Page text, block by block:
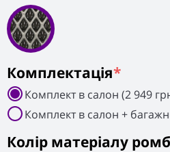
Колiр матеріалу ромб
Комплектація*
Комплект в салон (2 949
Комплект в салон +